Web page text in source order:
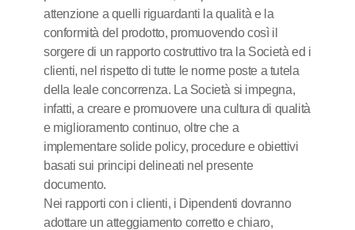
attenzione a quelli riguardanti la qualità e la
conformità del prodotto, promuovendo così il
sorgere di un rapporto costruttivo tra la Società ed i
clienti, nel rispetto di tutte le norme poste a tutela
della leale concorrenza. La Società si impegna,
infatti, a creare e promuovere una cultura di qualità
e miglioramento continuo, oltre che a
implementare solide policy, procedure e obiettivi
basati sui principi delineati nel presente
documento.
Nei rapporti con i clienti, i Dipendenti dovranno
adottare un atteggiamento corretto e chiaro,